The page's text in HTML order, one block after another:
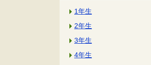
1年生
2年生
3年生
4年生